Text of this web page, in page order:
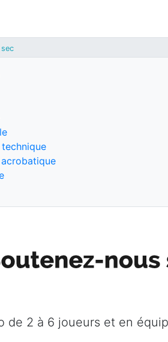
de 2 à 6 joueurs et en